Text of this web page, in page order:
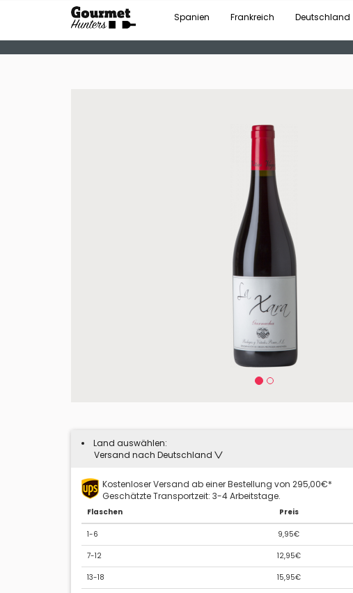
Spanien Frankreich Deutschland
Land auswählen:
Versand nach Deutschland
Kostenloser Versand ab einer Bestellung von 295,00€*
Geschätzte Transportzeit: 3-4 Arbeitstage.
Flaschen Preis
1-6 9,95€
7-12 12,95€
13-18 15,95€